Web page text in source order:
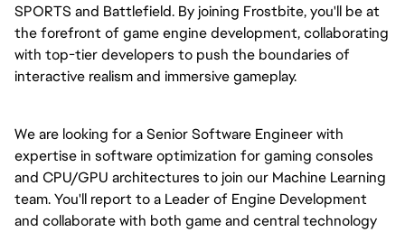
SPORTS and Battlefield. By joining Frostbite, you'll be at
the forefront of game engine development, collaborating
with top-tier developers to push the boundaries of
interactive realism and immersive gameplay.
We are looking for a Senior Software Engineer with
expertise in software optimization for gaming consoles
and CPU/GPU architectures to join our Machine Learning
team. You'll report to a Leader of Engine Development
and collaborate with both game and central technology